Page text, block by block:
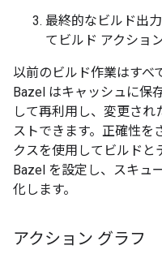
最終的なビルド出
てビルド アクショ
以前のビルド作業はすべ
Bazel はキャッシュに保
して再利用し、変更さ
ストできます。正確性を
クスを使用してビルドと
Bazel を設定し、スキュ
化します。
アクション グラフ